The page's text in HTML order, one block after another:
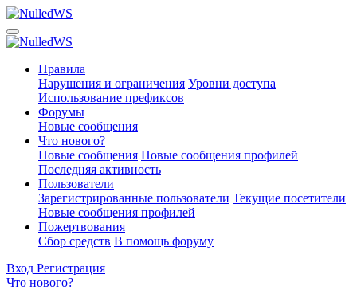
Правила
Нарушения и ограничения Уровни доступа
Использование префиксов
Форумы
Новые сообщения
Что нового?
Новые сообщения Новые сообщения профилей
Последняя активность
Пользователи
Зарегистрированные пользователи Текущие посетители
Новые сообщения профилей
Пожертвования
Сбор средств В помощь форуму
Вход Регистрация
Что нового?